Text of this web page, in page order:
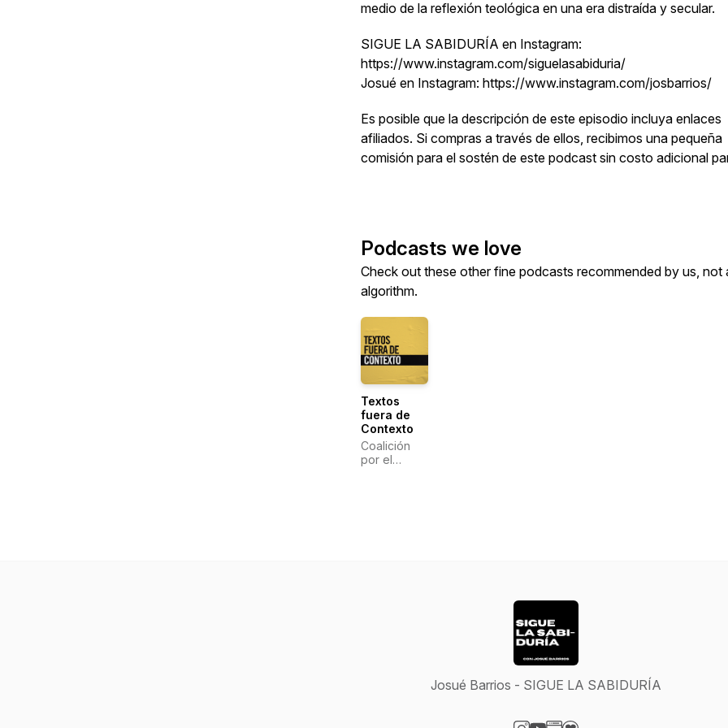
medio de la reflexión teológica en una era distraída y secular.
SIGUE LA SABIDURÍA en Instagram:
https://www.instagram.com/siguelasabiduria/
Josué en Instagram: https://www.instagram.com/josbarrios/
Es posible que la descripción de este episodio incluya enlaces
afiliados. Si compras a través de ellos, recibimos una pequeña
comisión para el sostén de este podcast sin costo adicional
Podcasts we love
Check out these other fine podcasts recommended by us, not
algorithm.
Textos
fuera de
Contexto
Coalición
por el
Josué Barrios - SIGUE LA SABIDURÍA